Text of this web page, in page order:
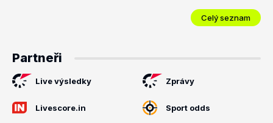
Celý seznam
Partneři
Live výsledky Zprávy
Livescore.in Sport odds